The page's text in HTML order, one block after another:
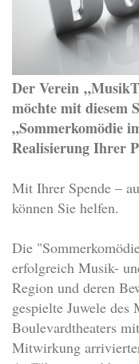
Der Verein
möchte mit diesem
„Sommerkomödie
Realisierung Ihrer
Mit Ihrer Spende –
können Sie helfen.
Die
erfolgreich Musik-
Region und deren
gespielte Juwele des
Boulevardtheaters
Mitwirkung